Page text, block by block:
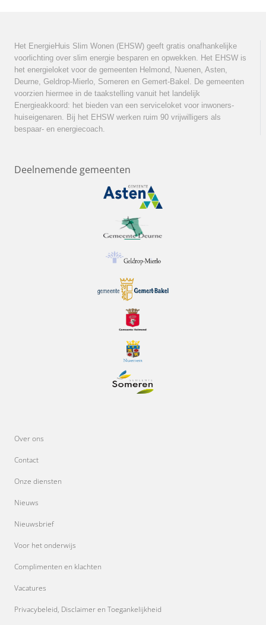
Het EnergieHuis Slim Wonen (EHSW) geeft gratis onafhankelijke
voorlichting over slim energie besparen en opwekken. Het EHSW is
het energieloket voor de gemeenten Helmond, Nuenen, Asten,
Deurne, Geldrop-Mierlo, Someren en Gemert-Bakel. De gemeenten
voorzien hiermee in de taakstelling vanuit het landelijk
Energieakkoord: het bieden van een serviceloket voor inwoners-
huiseigenaren. Bij het EHSW werken ruim 90 vrijwilligers als
bespaar- en energiecoach.
Deelnemende gemeenten
Over ons
Contact
Onze diensten
Nieuws
Nieuwsbrief
Voor het onderwijs
Complimenten en klachten
Vacatures
Privacybeleid, Disclaimer en Toegankelijkheid